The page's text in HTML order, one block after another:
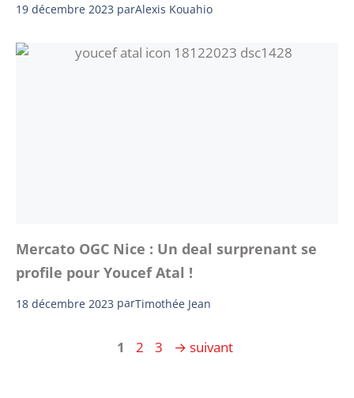
19 décembre 2023 parAlexis Kouahio
Mercato OGC Nice : Un deal surprenant se
profile pour Youcef Atal !
18 décembre 2023 parTimothée Jean
Page
1 Page
2 Page
3 → suivant